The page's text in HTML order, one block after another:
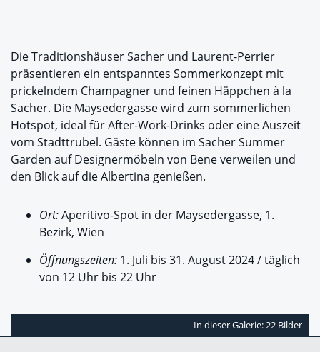
Die Traditionshäuser Sacher und Laurent-Perrier
präsentieren ein entspanntes Sommerkonzept mit
prickelndem Champagner und feinen Häppchen à la
Sacher. Die Maysedergasse wird zum sommerlichen
Hotspot, ideal für After-Work-Drinks oder eine Auszeit
vom Stadttrubel. Gäste können im Sacher Summer
Garden auf Designermöbeln von Bene verweilen und
den Blick auf die Albertina genießen.
Ort:Aperitivo-Spot in der Maysedergasse, 1.
Bezirk, Wien
Öffnungszeiten: 1. Juli bis 31. August 2024 / täglich
von 12 Uhr bis 22 Uhr
In dieser Galerie: 22 Bilder